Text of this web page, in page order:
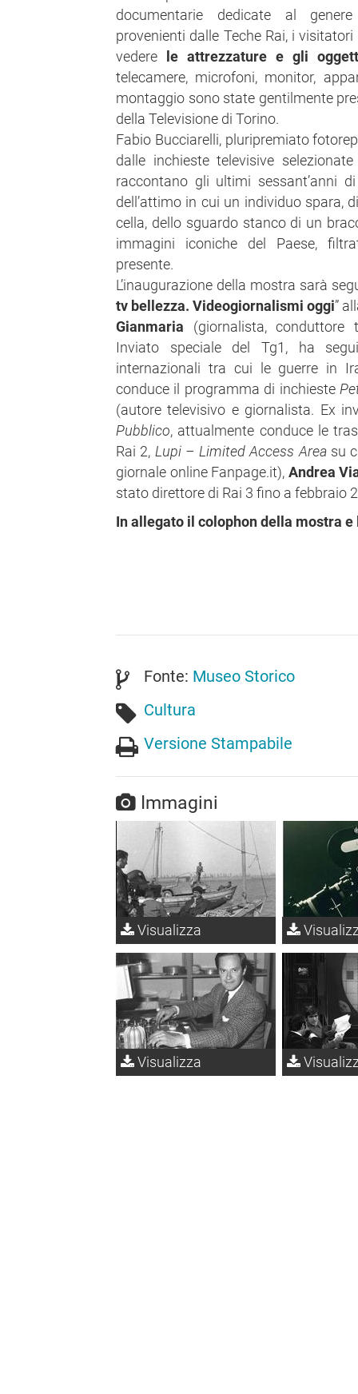
documentarie dedicate al
provenienti dalle Teche Rai, i
vedere
le attrezzature e gli
telecamere, microfoni, monitor,
montaggio sono state gentilmente
della Televisione di Torino.
Fabio Bucciarelli, pluripremiato
dalle inchieste televisive
raccontano gli ultimi sessant’anni
dell’attimo in cui un individuo spara,
cella, dello sguardo stanco di un
immagini iconiche del Paese,
presente.
L’inaugurazione della mostra sarà
tv bellezza. Videogiornalismi oggi”
Gianmaria (giornalista, conduttore
Inviato speciale del Tg1, ha
internazionali tra cui le guerre in
conduce il programma di inchieste
(autore televisivo e giornalista. Ex
Pubblico, attualmente conduce le
Rai 2, Lupi – Limited Access Areasu
giornale online Fanpage.it), Andrea
stato direttore di Rai 3 fino a febbraio
In allegato il colophon della mostra
Fonte: Museo Storico
Cultura
Versione Stampabile
Immagini
Visualizza
Visualizza